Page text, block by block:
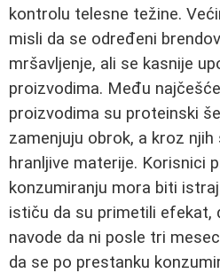
kontrolu telesne težine.
misli da se određeni
mršavljenje, ali se kasnije
proizvodima. Među
proizvodima su proteinski
zamenjuju obrok, a kroz
hranljive materije. Korisnici
konzumiranju mora biti
ističu da su primetili efekat,
navode da ni posle tri
da se po prestanku